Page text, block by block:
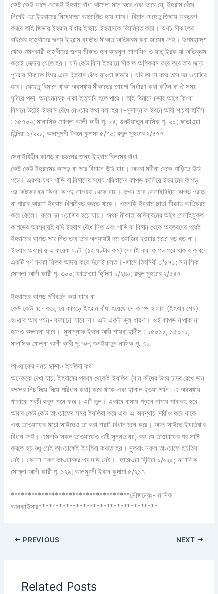
কেউ কেউ আগে থেকেই ইহরাম বাঁধা ঝামেলা মনে করে এবং ভাবে যে, ইহরাম বেঁধে
নিলেই তো ইহরামের নিষেধাজ্ঞা আরোপিত হয়ে যাবে। বিমান যেহেতু জিদ্দায় অবতরণ
করবে তাই জিদ্দায় ইহরাম বাঁধার ইচ্ছায় ইহরামকে বিলম্বিত করে। অথচ মীকাতের
বাইরের হাজ্বীদের জন্য ইহরাম ব্যতীত মীকাত অতিক্রম করা জায়েয নেই। উপমহাদেশ
থেকে গমনকারী হাজ্বীদের জন্য মীকাত হল কারনুল-মানাযিল ও যাতু ইরক যা অতিক্রম
করেই জেদ্দায় যেতে হয়। যদি কেউ বিনা ইহরামে মীকাত অতিক্রম করে তবে তার জন্য
পুনরায় মীকাতে ফিরে এসে ইহরাম বেঁধে যাওয়া জরুরি। যদি তা না করে তবে দম ওয়াজিব
হবে। যেহেতু বিমানে থাকা অবস্থায় মীকাতের জায়গা নির্ধারণ করা কঠিন বা ঐ সময়
ঘুমিয়ে পড়া, অন্যমনষ্ক থাকা ইত্যাদি হতে পারে। তাই বিমানে চড়ার আগে কিংবা
বিমানে উঠেই ইহরাম বেঁধে নেওয়ার কথা বলা হয়।-মুসান্নাফ ইবনে আবী শায়বা হাদীস
: ১৫৭০২; মানাসিক মোল্লা আলী কারী পৃ. ৮৪; গুনইয়াতুন নাসিক পৃ. ৬০; ফাতাওয়া
হিন্দিয়া ১/২২১; আলমুগনী ইবনে কুদামা ৫/৭৬; রদ্দুল মুহতার ২/৪৭৭
সেলাইবিহীন কাপড় বা চপ্পলের জন্য ইহরাম বিলম্বে বাঁধা
কেউ কেউ ইহরামের কাপড় না পরে বিমানে উঠে যায়। অথবা মদীনা থেকে গাড়িতে উঠে
পড়ে। এরপর যখন গাড়ি বা বিমানের মধ্যে পরিধানের কাপড় বদলিয়ে ইহরামের কাপড়
পরা কষ্টকর হয় কিংবা কাপড় লাগেজে থেকে যায়। তখন তারা সেলাইবিহীন কাপড় পরতে
না পারার কারণে ইহরাম বিলম্বিত করতে থাকে। এমনকি ইহরাম ছাড়া মীকাত অতিক্রম
করে ফেলে। ফলে দম ওয়াজিব হয়ে যায়। অথচ মীকাত অতিক্রমের আগে সেলাইযুক্ত
কাপড়ের অবস্থায়ই যদি ইহরাম বেঁধে নিত এবং গাড়ি বা বিমান থেকে অবতরণের পরেই
ইহরামের কাপড় পরে নিত তবে তার অন্যায়টা দম ওয়াজিব হওয়ার মতো বড় হত না।
ইহরাম অবস্থায় এ কয়েক ঘণ্টা (১২ ঘণ্টার কম) সেলাই করা কাপড় পরে থাকার কারণে
একটি পূর্ণ সদকা ফিতর আদায় করে দিলেই চলত।-জামে তিরমিযী ১/১৭১; মানাসিক
মোল্লা আলী কারী পৃ. ৩০০; ফাতাওয়া হিন্দিয়া ১/২৪২; রদ্দুল মুহতার ২/৫৪৭
ইহরামের কাপড় পরিবর্তন করা যাবে না
কেউ কেউ মনে করে, যে কাপড়ে ইহরাম বাঁধা হয়েছে সে কাপড় হালাল (ইহরাম শেষ)
হওয়ার আগ পর্যন- বদলানো যাবে না। এটা একটা ভুল ধারণা। ওই কাপড় নাপাক না
হলেও বদলানো যাবে।-মুসান্নাফ ইবনে আবী শায়বা হাদীস : ১৫০১০, ১৫০১১;
মানাসিক মোল্লা আলী কারী পৃ. ৯৮; গুনইয়াতুন নাসিক পৃ. ৭১
তাওয়াফের সময় ছাড়াও ইযতিবা করা
অনেককে দেখা যায়, ইহরামের প্রথম থেকেই ইযতিবা (বাম কাঁধের উপর চাদর রেখে ডান
বগলের নিচ দিয়ে নিয়ে পরিধান করা) করে থাকে এবং হালাল হওয়া পর্যন- এ অবস্থায়
থাকাকে শরয়ী হুকুম মনে করে। এটি ভুল। এভাবে নামায পড়লে নামায মাকরূহ হবে।
আবার কেউ কেউ তাওয়াফের সময় ইযতিবা করে এবং এ অবস্থায় সায়ীও করে থাকে
এবং তাওয়াফের মতো সাঈতেও তা করা শরয়ী বিধান মনে করে। অথচ সাঈতে ইযতিবা’র
বিধান নেই। এমনকি সকল তাওয়াফেও এটি সুন্নত নয়; বরং যে তাওয়াফের পর সাঈ
করতে হয় শুধু সেই তাওয়াফেই ইযতিবা করতে হয়। সুতরাং নফল তাওয়াফে ইযতিবা
নেই। কেননা নফল তাওয়াফের পর সাঈ নেই।-ফাতাওয়া হিন্দিয়া ১/২২৫; মানাসিক
মোল্লা আলী কারী পৃ. ১২৯; আলমুগনী ইবনে কুদামা ৫/২১৭
***********************************সৌজন্যেঃ- মাসিক
আলকাউসার***********************************
PREVIOUS NEXT
Related Posts